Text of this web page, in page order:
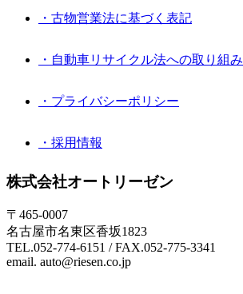
・古物営業法に基づく表記
・自動車リサイクル法への取り組み
・プライバシーポリシー
・採用情報
株式会社オートリーゼン
〒465-0007
名古屋市名東区香坂1823
TEL.052-774-6151 / FAX.052-775-3341
email. auto@riesen.co.jp